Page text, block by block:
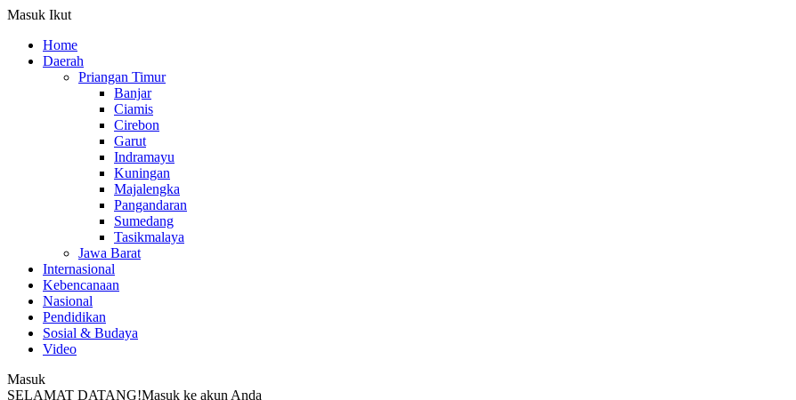
Masuk Ikut
Home
Daerah
Priangan Timur
Banjar
Ciamis
Cirebon
Garut
Indramayu
Kuningan
Majalengka
Pangandaran
Sumedang
Tasikmalaya
Jawa Barat
Internasional
Kebencanaan
Nasional
Pendidikan
Sosial & Budaya
Video
Masuk
SELAMAT DATANG!Masuk ke akun Anda